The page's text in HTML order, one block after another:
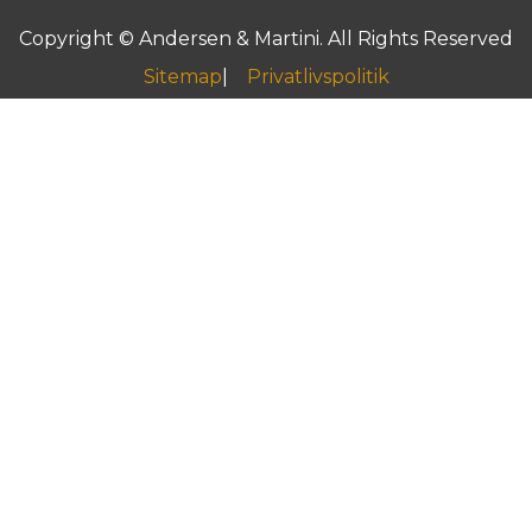
Copyright © Andersen & Martini. All Rights Reserved
Sitemap
Privatlivspolitik